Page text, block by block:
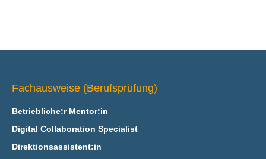
Fachausweise (Berufsprüfung)
Betriebliche:r Mentor:in
Digital Collaboration Specialist
Direktionsassistent:in